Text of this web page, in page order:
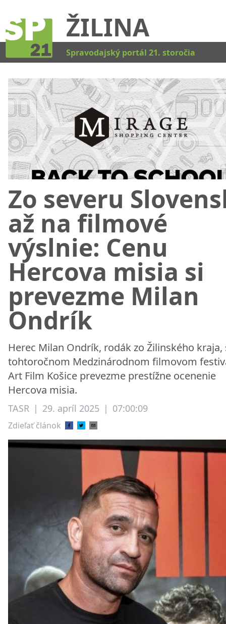
ŽILINA
Spravodajský portál 21. storočia
Zo severu
až na filmové
výslnie: Cenu
Hercova misia si
prevezme Milan
Ondrík
Herec Milan Ondrík, rodák zo Žilinského kraja,
tohtoročnom Medzinárodnom filmovom
Art Film Košice prevezme prestížne ocenenie
Hercova misia.
TASR | 29. apríl 2025 | 07:00:09
Zdieľať článok